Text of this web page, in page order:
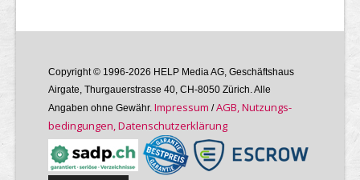
Copyright © 1996-2026 HELP Media AG, Geschäftshaus
Airgate, Thurgauer­strasse 40, CH-8050 Zürich. Alle
Angaben ohne Gewähr. Im­pres­sum /AGB, Nutzungs­
bedin­gungen, Daten­schutz­er­klärung